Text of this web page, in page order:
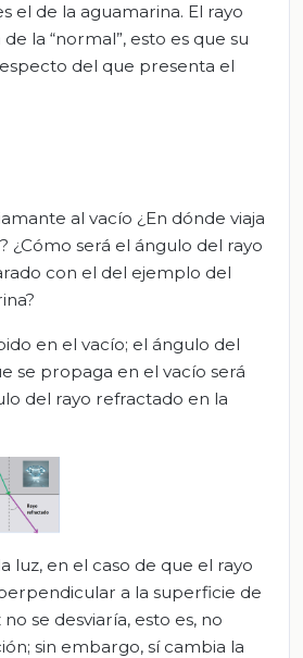
el de la aguamarina. El rayo
la “normal”, esto es que su
del que presenta el
al vacío ¿En dónde viaja
¿Cómo será el ángulo del rayo
con el del ejemplo del
en el vacío; el ángulo del
se propaga en el vacío será
del rayo refractado en la
luz, en el caso de que el rayo
a la superficie de
se desviaría, esto es, no
sin embargo, sí cambia la